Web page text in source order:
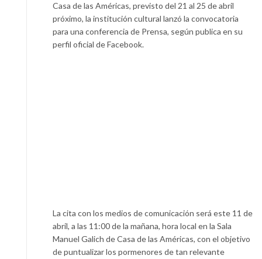
Casa de las Américas, previsto del 21 al 25 de abril
próximo, la institución cultural lanzó la convocatoria
para una conferencia de Prensa, según publica en su
perfil oficial de Facebook.
La cita con los medios de comunicación será este 11 de
abril, a las 11:00 de la mañana, hora local en la Sala
Manuel Galich de Casa de las Américas, con el objetivo
de puntualizar los pormenores de tan relevante